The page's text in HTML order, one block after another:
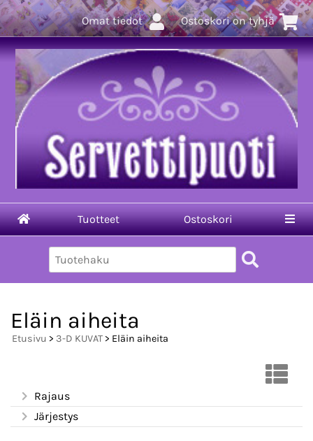
Omat tiedot Ostoskori on tyhjä
Tuotteet Ostoskori
Eläin aiheita
Etusivu > 3-D KUVAT> Eläin aiheita
Rajaus
Järjestys